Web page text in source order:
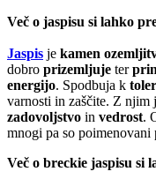
Več o jaspisu si lahko
Jaspis je kamen
dobro prizemljuje ter
energijo. Spodbuja k
varnosti in zaščite. Z njim
zadovoljstvo in vedrost.
mnogi pa so
Več o breckie jaspisu si